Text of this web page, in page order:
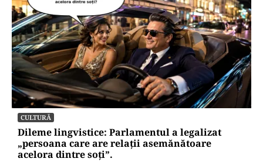
CULTURĂ
Dileme lingvistice: Parlamentul a legalizat
„persoana care are relații asemănătoare
acelora dintre soți”.